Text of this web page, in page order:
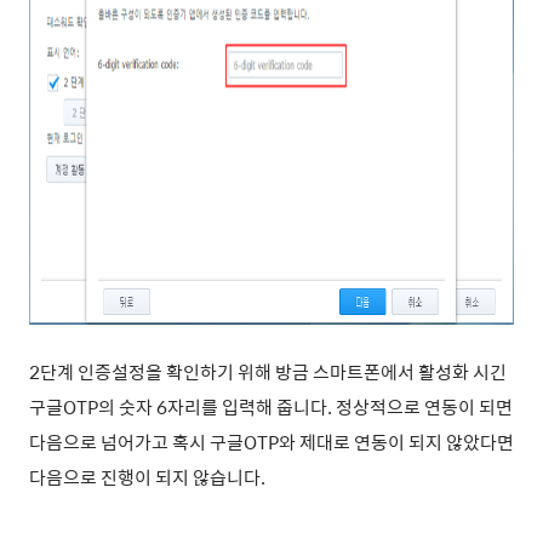
2단계 인증설정을 확인하기 위해 방금 스마트폰에서 활성화 시긴
구글OTP의 숫자 6자리를 입력해 줍니다. 정상적으로 연동이 되면
다음으로 넘어가고 혹시 구글OTP와 제대로 연동이 되지 않았다면
다음으로 진행이 되지 않습니다.